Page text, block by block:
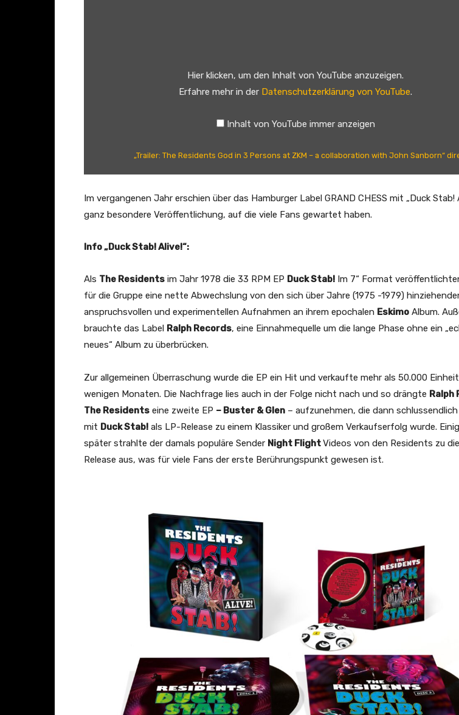
R
e
i
e
n
t
s
G
d
i
n
3
P
e
Hier klicken, um den Inhalt von YouTube anzuzeigen.
Erfahre mehr in der Datenschutzerklärung von YouTube.
Inhalt von YouTube immer anzeigen
„Trailer: The Residents God in 3 Persons at ZKM – a collaboration with John Sanborn“
Im vergangenen Jahr erschien über das Hamburger Label GRAND CHESS mit „Duck Stab!
ganz besondere Veröffentlichung, auf die viele Fans gewartet haben.
Info „Duck Stab! Alive!“:
Als The Residents im Jahr 1978 die 33 RPM EP Duck Stab! Im 7“ Format
für die Gruppe eine nette Abwechslung von den sich über Jahre (1975 -1979)
anspruchsvollen und experimentellen Aufnahmen an ihrem epochalen Eskimo Album.
brauchte das Label Ralph Records, eine Einnahmequelle um die lange Phase ohne ein
neues“ Album zu überbrücken.
Zur allgemeinen Überraschung wurde die EP ein Hit und verkaufte mehr als 50.000
wenigen Monaten. Die Nachfrage lies auch in der Folge nicht nach und so drängte Ralph
The Residents eine zweite EP – Buster & Glen – aufzunehmen, die dann
mit Duck Stab! als LP-Release zu einem Klassiker und großem Verkaufserfolg wurde.
später strahlte der damals populäre Sender Night FlightVideos von den Residents zu
Release aus, was für viele Fans der erste Berührungspunkt gewesen ist.